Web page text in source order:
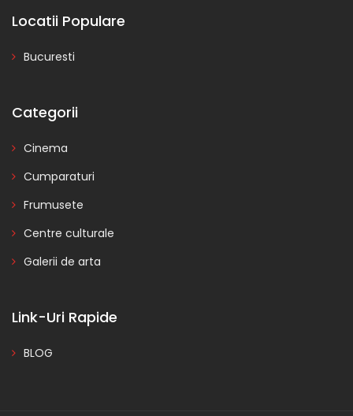
Locatii Populare
Bucuresti
Categorii
Cinema
Cumparaturi
Frumusete
Centre culturale
Galerii de arta
Link-Uri Rapide
BLOG